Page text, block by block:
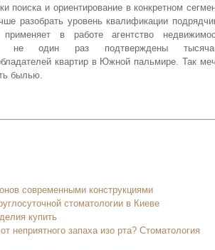
поиска и ориентирование в конкретном
разобрать уровень квалификации
в работе агентство
не один раз подтверждены
квартир в Южной пальмире. Так
былью.
современными конструкциями
стоматологии в Киеве
купить
неприятного запаха изо рта? Стоматология